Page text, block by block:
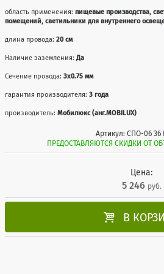
область применения:пищевые производства,
помещений, светильники для внутреннего
длина провода:20 см
Наличие заземления:Да
Сечение провода:3х0.75 мм
гарантия производителя:3 года
производитель:Мобилюкс (анг.MOBILUX)
Артикул: СПО-06 36
ПРЕДОСТАВЛЯЮТСЯ СКИДКИ ОТ
Цена:
5 246 руб.
 В